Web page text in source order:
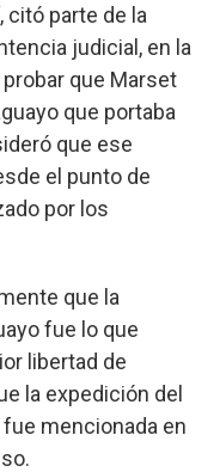
citó parte de la
judicial, en la
que Marset
que portaba
que ese
el punto de
por los
que la
fue lo que
libertad de
la expedición del
mencionada en